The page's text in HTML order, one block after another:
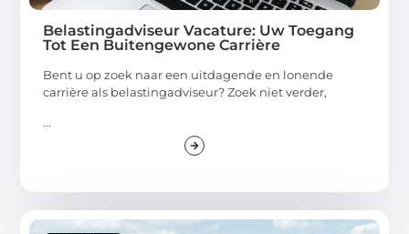
Belastingadviseur Vacature: Uw Toegang
Tot Een Buitengewone Carrière
Bent u op zoek naar een uitdagende en lonende
carrière als belastingadviseur? Zoek niet verder,
...